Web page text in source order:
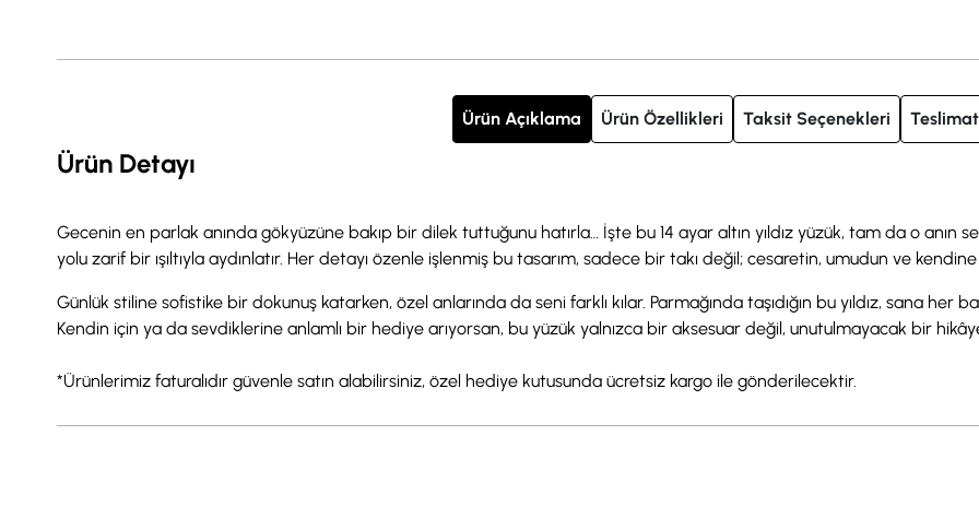
Ürün Açıklama Ürün Özellikleri Taksit Seçenekleri
Ürün Detayı
Gecenin en parlak anında gökyüzüne bakıp bir dilek tuttuğunu hatırla… İşte bu 14 ayar altın yıldız yüzük, tam da o anın
yolu zarif bir ışıltıyla aydınlatır. Her detayı özenle işlenmiş bu tasarım, sadece bir takı değil; cesaretin, umudun ve
Günlük stiline sofistike bir dokunuş katarken, özel anlarında da seni farklı kılar. Parmağında taşıdığın bu yıldız, sana her
Kendin için ya da sevdiklerine anlamlı bir hediye arıyorsan, bu yüzük yalnızca bir aksesuar değil, unutulmayacak bir
*Ürünlerimiz faturalıdır güvenle satın alabilirsiniz, özel hediye kutusunda ücretsiz kargo ile gönderilecektir.